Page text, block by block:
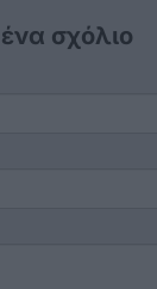
σχόλιο